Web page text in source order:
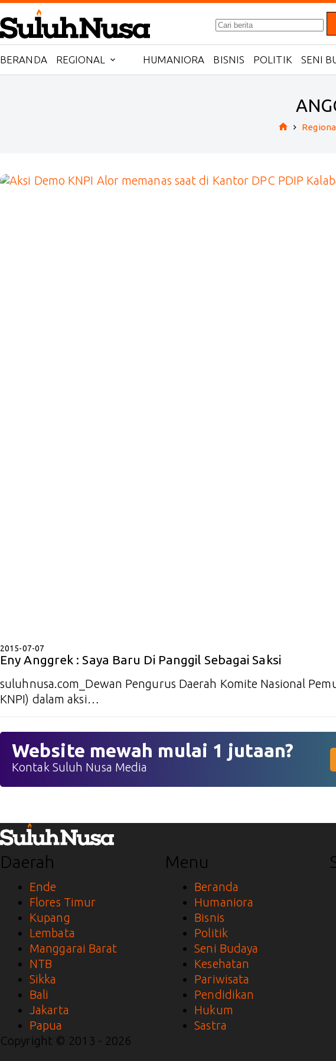
Skip
to
content
No
results
BERANDA REGIONAL HUMANIORA BISNIS POLITIK SENI
2015-07-07
Eny Anggrek : Saya Baru Di Panggil Sebagai Saksi
suluhnusa.com_Dewan Pengurus Daerah Komite Nasional
KNPI) dalam aksi…
Website mewah mulai 1 jutaan?
Kontak Suluh Nusa Media
Daerah
Ende
Flores Timur
Kupang
Lembata
Manggarai Barat
NTB
Sikka
Bali
Jakarta
Papua
Menu
Beranda
Humaniora
Bisnis
Politik
Seni Budaya
Kesehatan
Pariwisata
Pendidikan
Hukum
Sastra
Copyright © 2013 - 2026